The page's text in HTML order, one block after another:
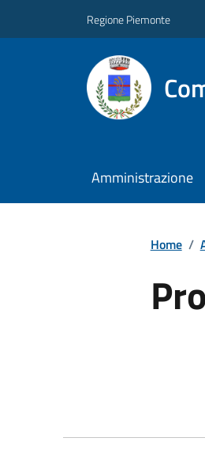
Regione Piemonte
Amministrazione
Home /